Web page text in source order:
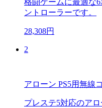
格闘ゲームに最適な
ントローラーです。
28,308円
2
アローン PS5用無線
プレステ5対応のア